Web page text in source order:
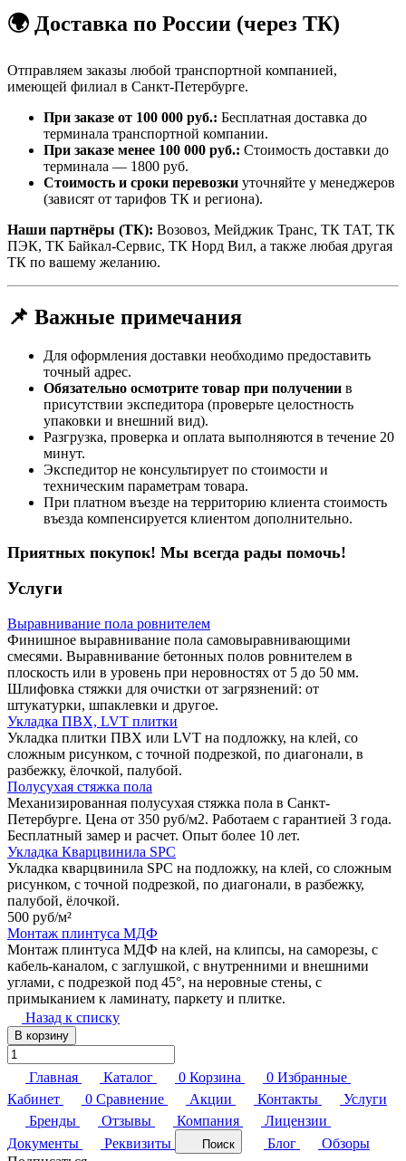
🌍 Доставка по России (через ТК)
Отправляем заказы любой транспортной компанией,
имеющей филиал в Санкт-Петербурге.
При заказе от 100 000 руб.: Бесплатная доставка до
терминала транспортной компании.
При заказе менее 100 000 руб.: Стоимость доставки до
терминала — 1800 руб.
Стоимость и сроки перевозки уточняйте у менеджеров
(зависят от тарифов ТК и региона).
Наши партнёры (ТК): Возовоз, Мейджик Транс, ТК ТАТ, ТК
ПЭК, ТК Байкал-Сервис, ТК Норд Вил, а также любая другая
ТК по вашему желанию.
📌 Важные примечания
Для оформления доставки необходимо предоставить
точный адрес.
Обязательно осмотрите товар при получении в
присутствии экспедитора (проверьте целостность
упаковки и внешний вид).
Разгрузка, проверка и оплата выполняются в течение 20
минут.
Экспедитор не консультирует по стоимости и
техническим параметрам товара.
При платном въезде на территорию клиента стоимость
въезда компенсируется клиентом дополнительно.
Приятных покупок! Мы всегда рады помочь!
Услуги
Выравнивание пола ровнителем
Финишное выравнивание пола самовыравнивающими
смесями. Выравнивание бетонных полов ровнителем в
плоскость или в уровень при неровностях от 5 до 50 мм.
Шлифовка стяжки для очистки от загрязнений: от
штукатурки, шпаклевки и другое.
Укладка ПВХ, LVT плитки
Укладка плитки ПВХ или LVT на подложку, на клей, со
сложным рисунком, с точной подрезкой, по диагонали, в
разбежку, ёлочкой, палубой.
Полусухая стяжка пола
Механизированная полусухая стяжка пола в Санкт-
Петербурге. Цена от 350 руб/м2. Работаем с гарантией 3 года.
Бесплатный замер и расчет. Опыт более 10 лет.
Укладка Кварцвинила SPC
Укладка кварцвинила SPC на подложку, на клей, со сложным
рисунком, с точной подрезкой, по диагонали, в разбежку,
палубой, ёлочкой.
500 руб/м²
Монтаж плинтуса МДФ
Монтаж плинтуса МДФ на клей, на клипсы, на саморезы, с
кабель-каналом, с заглушкой, с внутренними и внешними
углами, с подрезкой под 45°, на неровные стены, с
примыканием к ламинату, паркету и плитке.
Назад к списку
В корзину
Главная Каталог 0 Корзина 0 Избранные
Кабинет
0 Сравнение Акции Контакты
Услуги
Бренды
Отзывы Компания
Лицензии
Документы
Реквизиты Поиск Блог
Обзоры